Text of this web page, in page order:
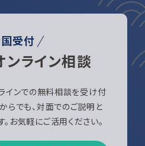
受付
ンライン相談
ンでの無料相談を受け付
らでも、対面でのご説明と
お気軽にご活用ください。